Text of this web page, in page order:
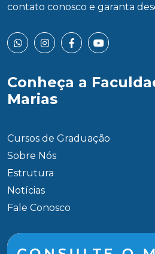
contato conosco e garanta
Conheça a
Marias
Cursos de Graduação
Sobre Nós
Estrutura
Notícias
Fale Conosco